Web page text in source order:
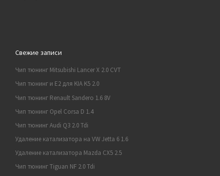
Свежие записи
Чип тюнинг Mitsubishi Lancer X 2.0 CVT
Чип тюнинг и E2 для KIA K5 2.0
Чип тюнинг Renault Sandero 1.6 8V
Чип тюнинг Opel Corsa D 1.4
Чип тюнинг Audi Q3 2.0 Tdi
Удаление катализатора на VW Jetta 6 1.6
Удаление катализатора Mazda CX5 2.5
Чип тюнинг Tiguan NF 2.0 Tdi